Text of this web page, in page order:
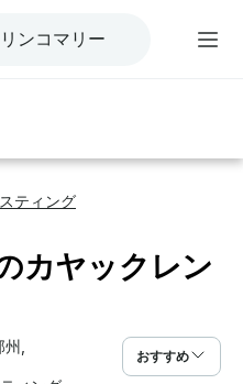
ティング
カヤックレン
州
おすすめ